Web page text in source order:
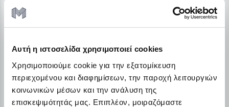
Αυτή η ιστοσελίδα χρησιμοποιεί cookies
Χρησιμοποιούμε cookie για την εξατομίκευση
περιεχομένου και διαφημίσεων, την παροχή λειτουργιών
κοινωνικών μέσων και την ανάλυση της
επισκεψιμότητάς μας. Επιπλέον, μοιραζόμαστε
Διατήρη ρευστότητας
Από €51.90 / το μήνα + ΦΠΑ
Λεπτομέρειες